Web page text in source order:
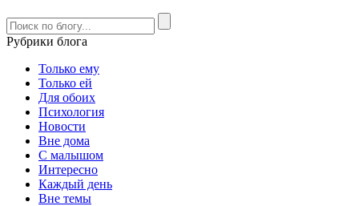
Рубрики блога
Только ему
Только ей
Для обоих
Психология
Новости
Вне дома
С малышом
Интересно
Каждый день
Вне темы